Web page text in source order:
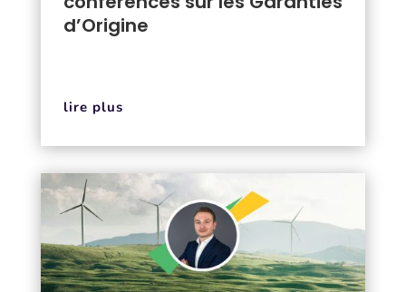
d’Origine
lire plus